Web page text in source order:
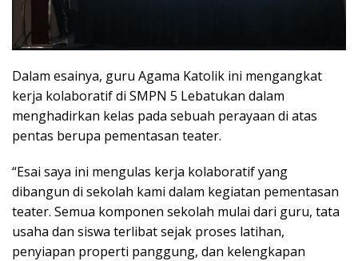
Dalam esainya, guru Agama Katolik ini mengangkat
kerja kolaboratif di SMPN 5 Lebatukan dalam
menghadirkan kelas pada sebuah perayaan di atas
pentas berupa pementasan teater.
“Esai saya ini mengulas kerja kolaboratif yang
dibangun di sekolah kami dalam kegiatan pementasan
teater. Semua komponen sekolah mulai dari guru, tata
usaha dan siswa terlibat sejak proses latihan,
penyiapan properti panggung, dan kelengkapan